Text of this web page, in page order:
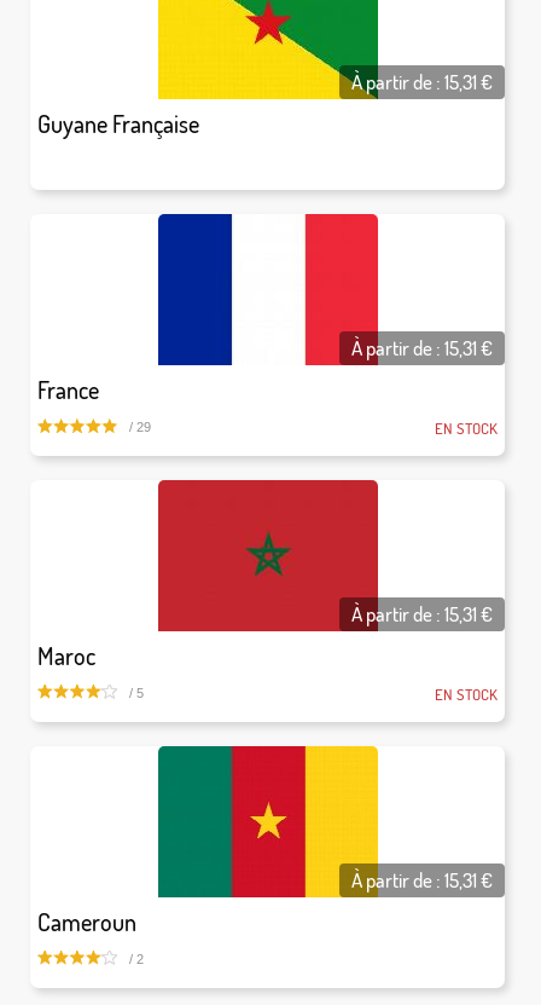
Guyane Française
À partir de :15,31€
France
À partir de :15,31€
/ 29 EN STOCK
Maroc
À partir de :15,31€
/ 5 EN STOCK
Cameroun
À partir de :15,31€
/ 2